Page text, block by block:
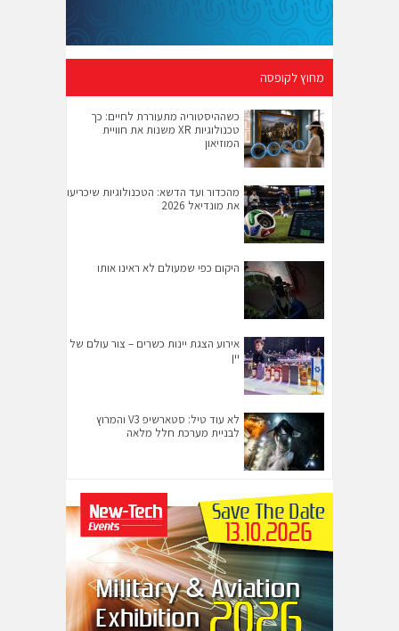
מחוץ לקופסה
כשההיסטוריה מתעוררת לחיים: כך
טכנולוגיות XR משנות את חוויית
המוזיאון
מהכדור ועד הדשא: הטכנולוגיות שיכריעו
את מונדיאל 2026
היקום כפי שמעולם לא ראינו אותו
אירוע הצגת יינות כשרים – צור עולם של
יין
לא עוד טיל: סטארשיפ V3 והמרוץ
לבניית מערכת חלל מלאה